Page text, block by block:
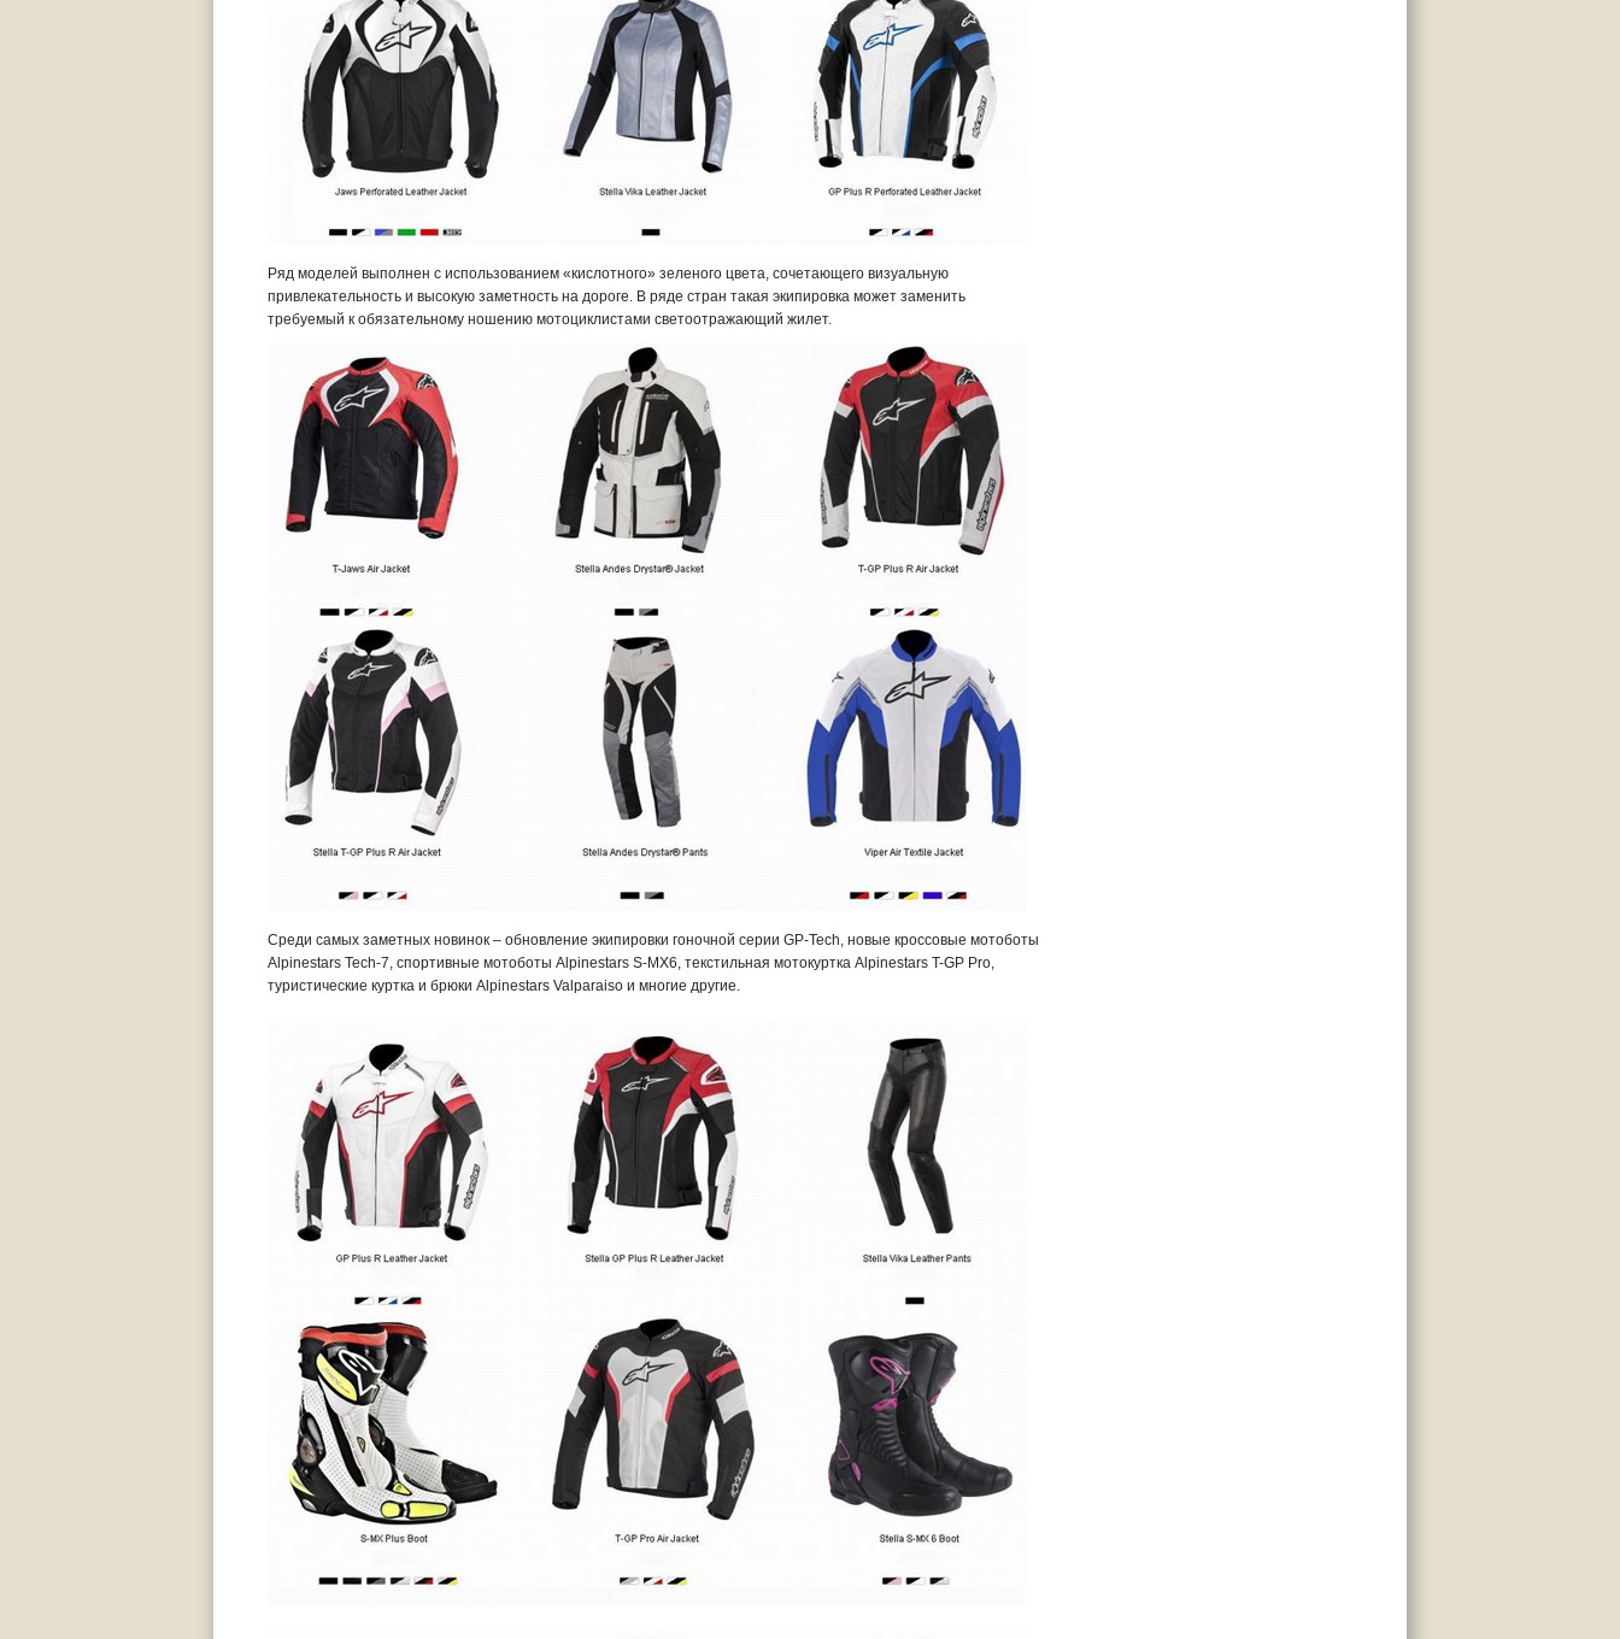
Ряд моделей выполнен с использованием «кислотного» зеленого цвета, сочетающего визуальную
привлекательность и высокую заметность на дороге. В ряде стран такая экипировка может заменить
требуемый к обязательному ношению мотоциклистами светоотражающий жилет.
Среди самых заметных новинок – обновление экипировки гоночной серии GP-Tech, новые кроссовые мотоботы
Alpinestars Tech-7, спортивные мотоботы Alpinestars S-MX6, текстильная мотокуртка Alpinestars T-GP Pro,
туристические куртка и брюки Alpinestars Valparaiso и многие другие.